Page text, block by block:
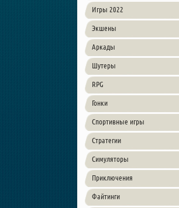
Игры 2022
Экшены
Аркады
Шутеры
RPG
Гонки
Спортивные игры
Стратегии
Симуляторы
Приключения
Файтинги